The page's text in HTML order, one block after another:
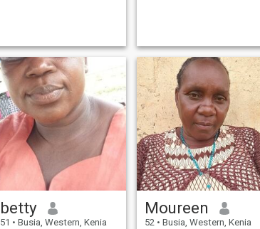
betty
51 • Busia, Western, Kenia
Moureen
52 • Busia, Western, Kenia